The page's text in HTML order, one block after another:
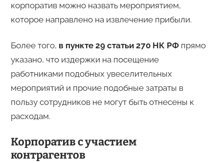
корпоратив можно назвать мероприятием,
которое направлено на извлечение прибыли.
Более того, в пункте 29 статьи 270 НК РФпрямо
указано, что издержки на посещение
работниками подобных увеселительных
мероприятий и прочие подобные затраты в
пользу сотрудников не могут быть отнесены к
расходам.
Корпоратив с участием
контрагентов